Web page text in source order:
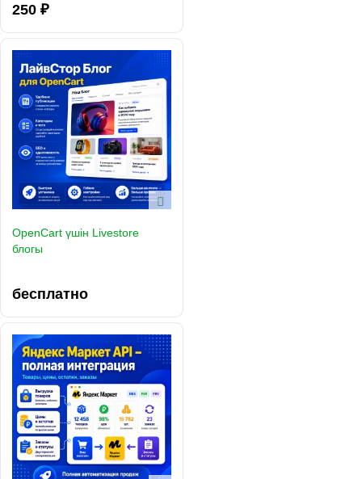
250 ₽
OpenCart үшін Livestore
блогы
бесплатно